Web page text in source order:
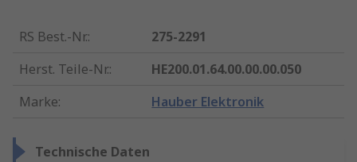
RS Best.-Nr.:
275-2291
Herst. Teile-Nr.:
HE200.01.64.00.00.00.050
Marke: Hauber Elektronik
Technische Daten